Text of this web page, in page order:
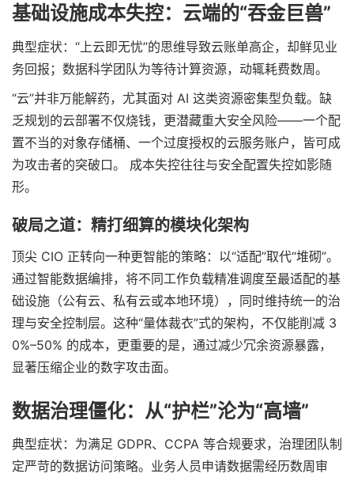
基础设施成本失控：云端的“吞金巨兽”
典型症状：“上云即无忧”的思维导致云账单高企，却鲜见业
务回报；数据科学团队为等待计算资源，动辄耗费数周。
“云”并非万能解药，尤其面对 AI 这类资源密集型负载。缺
乏规划的云部署不仅烧钱，更潜藏重大安全风险——一个配
置不当的对象存储桶、一个过度授权的云服务账户，皆可成
为攻击者的突破口。 成本失控往往与安全配置失控如影随
形。
破局之道：精打细算的模块化架构
顶尖 CIO 正转向一种更智能的策略：以“适配”取代“堆砌”。
通过智能数据编排，将不同工作负载精准调度至最适配的基
础设施（公有云、私有云或本地环境），同时维持统一的治
理与安全控制层。这种“量体裁衣”式的架构，不仅能削减 3
0%–50% 的成本，更重要的是，通过减少冗余资源暴露，
显著压缩企业的数字攻击面。
数据治理僵化：从“护栏”沦为“高墙”
典型症状：为满足 GDPR、CCPA 等合规要求，治理团队制
定严苛的数据访问策略。业务人员申请数据需经历数周审